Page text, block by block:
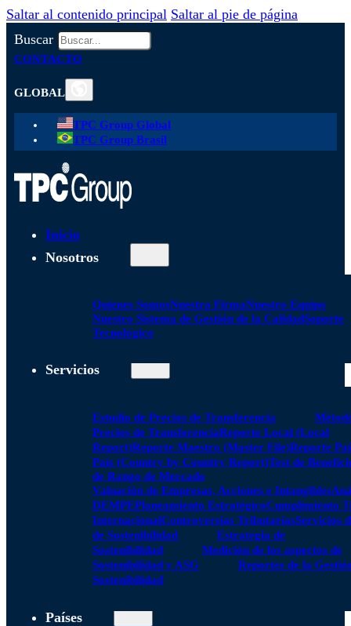
Saltar al contenido principal Saltar al pie de página
Buscar
CONTACTO
GLOBAL
TPC Group Global
TPC Group Brasil
Inicio
Nosotros
Quienes SomosNuestra FirmaNuestro Equipo
Nuestro Sistema de Gestión de la CalidadSoporte
Tecnológico
Servicios
Estudio de Precios de Transferencia
Precios de TransferenciaReporte Local (Local
Report)Reporte Maestro (Master File)Reporte
País (Country by Country Report)Test de
de Rango de Mercado
Valuación de Empresas, Acciones e Intangibles
DEMPEPlaneamiento EstratégicoCumplimiento
InternacionalControversias TributariasServicios
de Sostenibilidad
Estrategia de
Sostenibilidad
Medición de los aspectos de
Sostenibilidad y ASG
Reportes de la
Sostenibilidad
Países